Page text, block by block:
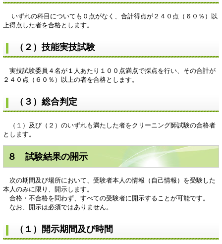
いずれの科目についても０点がなく、合計得点が２４０点（６０％）以
上得点した者を合格とします。
（２）技能実技試験
実技試験委員４名が１人あたり１００点満点で採点を行い、その合計が
２４０点（６０％）以上の者を合格とします。
（３）総合判定
（１）及び（２）のいずれも満たした者をクリーニング師試験の合格者
とします。
８ 試験結果の開示
次の期間及び場所において、受験者本人の情報（自己情報）を受験した
本人のみに限り、開示します。
​ 合格・不合格を問わず、すべての受験者に開示することが可能です。
なお、開示は必須ではありません。
（１）開示期間及び時間